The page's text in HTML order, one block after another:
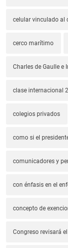
celular vinculado al
cerco marítimo
Charles de Gaulle e
clase internacional
colegios privados
como si el
comunicadores y
con énfasis en el
concepto de
Congreso revisará